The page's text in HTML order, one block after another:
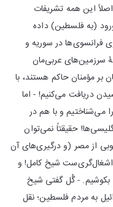
این همه تشریفات
(به فلسطین) داده
فرانسوی‌ها در سوریه و
سرزمین‌های عربی‌مان
بر مؤمنان حاکم هستند، با
دریافت می‌کنیم! - اما
می‌شناختیم و با هم در
حقیقتاً نمی‌توان
از مصر (و درگیری‌های آن
اشغال‌گری‌ست شیخ کامل! و
بکوشیم. - گُل گفتی شیخ
به مردم فلسطین؛ نقل